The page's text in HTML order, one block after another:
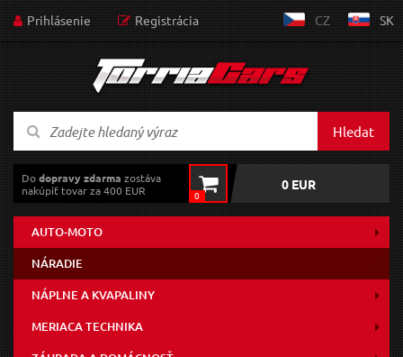
Prihlásenie Registrácia CZ SK
Hledat
Dodopravy zdarma zostáva
nakúpiť tovar za 400 EUR
0
0 EUR
AUTO-MOTO
NÁRADIE
NÁPLNE A KVAPALINY
MERIACA TECHNIKA